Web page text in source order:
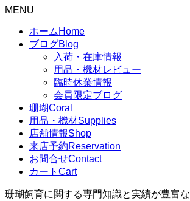
MENU
ホーム Home
ブログBlog
入荷・在庫情報
用品・機材レビュー
臨時休業情報
会員限定ブログ
珊瑚Coral
用品・機材Supplies
店舗情報Shop
来店予約Reservation
お問合せContact
カート Cart
珊瑚飼育に関する専門知識と実績が豊富